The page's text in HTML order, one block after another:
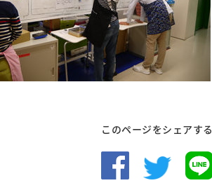
このページをシェアする